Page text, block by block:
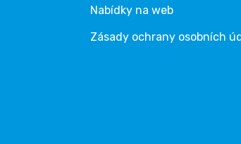
Nabídky na web
Zásady ochrany osobních